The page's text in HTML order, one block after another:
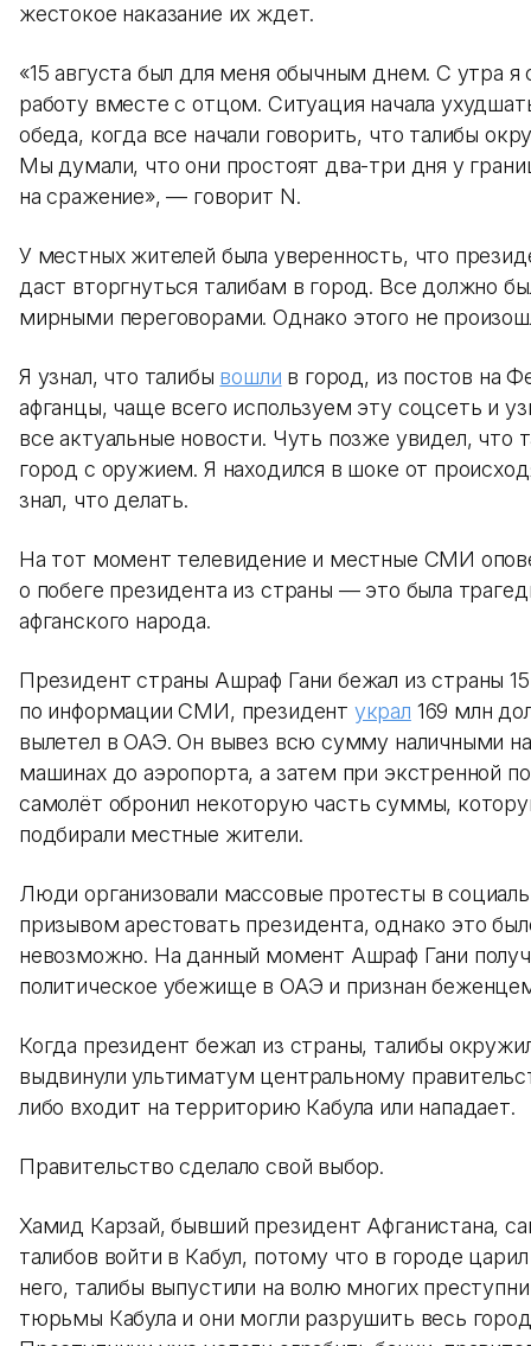
жестокое наказание их ждет.
«15 августа был для меня обычным днем. С утра я
работу вместе с отцом. Ситуация начала
обеда, когда все начали говорить, что талибы
Мы думали, что они простоят два-три дня у
на сражение», — говорит N.
У местных жителей была уверенность, что
даст вторгнуться талибам в город. Все должно
мирными переговорами. Однако этого не
Я узнал, что талибы вошли в город, из постов на
афганцы, чаще всего используем эту соцсеть и
все актуальные новости. Чуть позже увидел, что
город с оружием. Я находился в шоке от
знал, что делать.
На тот момент телевидение и местные СМИ
о побеге президента из страны — это была
афганского народа.
Президент страны Ашраф Гани бежал из страны
по информации СМИ, президент украл 169 млн
вылетел в ОАЭ. Он вывез всю сумму наличными
машинах до аэропорта, а затем при экстренной
самолёт обронил некоторую часть суммы,
подбирали местные жители.
Люди организовали массовые протесты в
призывом арестовать президента, однако это
невозможно. На данный момент Ашраф Гани
политическое убежище в ОАЭ и признан
Когда президент бежал из страны, талибы
выдвинули ультиматум центральному
либо входит на территорию Кабула или нападает.
Правительство сделало свой выбор.
Хамид Карзай, бывший президент Афганистана,
талибов войти в Кабул, потому что в городе
него, талибы выпустили на волю многих
тюрьмы Кабула и они могли разрушить весь